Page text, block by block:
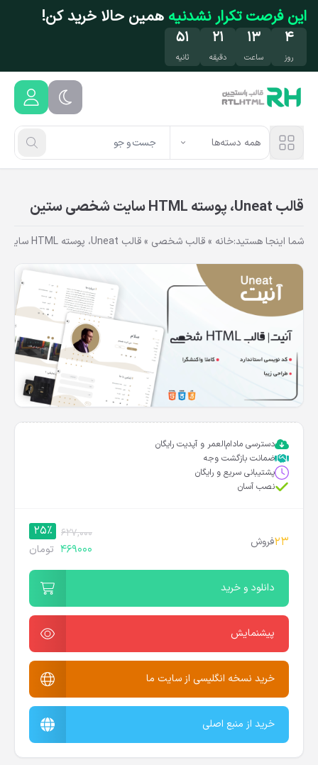
رفتن به محتوای اصلی
این فرصت تکرار نشدنیه همین حالا خرید کن!
۴
روز
۱۳
ساعت
۲۱
دقیقه
۵۰
ثانیه
همه دسته‌ها
قالب Uneat، پوسته HTML سایت شخصی ستین
شما اینجا هستید:خانه »قالب شخصی »قالب Uneat، پوسته HTML سایت شخصی ستین
دسترسی مادام‌العمر و آپدیت رایگان
ضمانت بازگشت وجه
پشتیبانی سریع و رایگان
نصب آسان
23فروش
627,000
25%
469000 تومان
دانلود و خرید
پیشنمایش
خرید نسخه انگلیسی از سایت ما
خرید از منبع اصلی